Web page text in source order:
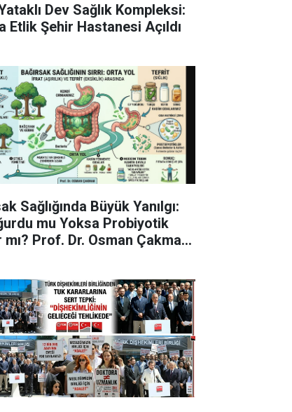
Dev Sağlık Kompleksi:
Etlik Şehir Hastanesi Açıldı
Sağlığında Büyük Yanılgı:
mu Yoksa Probiyotik
mı? Prof. Dr. Osman Çakmak